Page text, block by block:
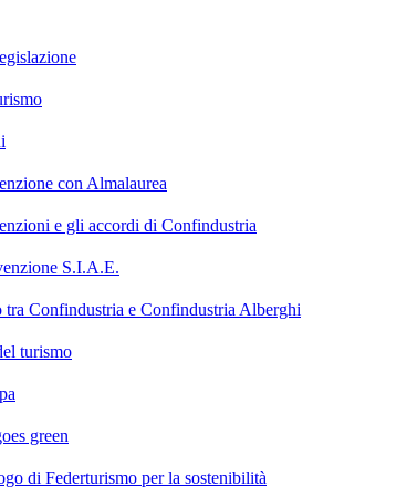
con Almalaurea
e gli accordi di Confindustria
S.I.A.E.
tra Confindustria e Confindustria Alberghi
turismo
green
di Federturismo per la sostenibilità